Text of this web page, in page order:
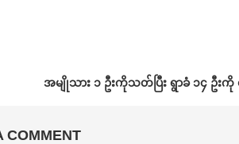
အမျိုသား ၁ ဦးကိုသတ်ပြီး ရွာခံ ၁၄ ဦး
COMMENT